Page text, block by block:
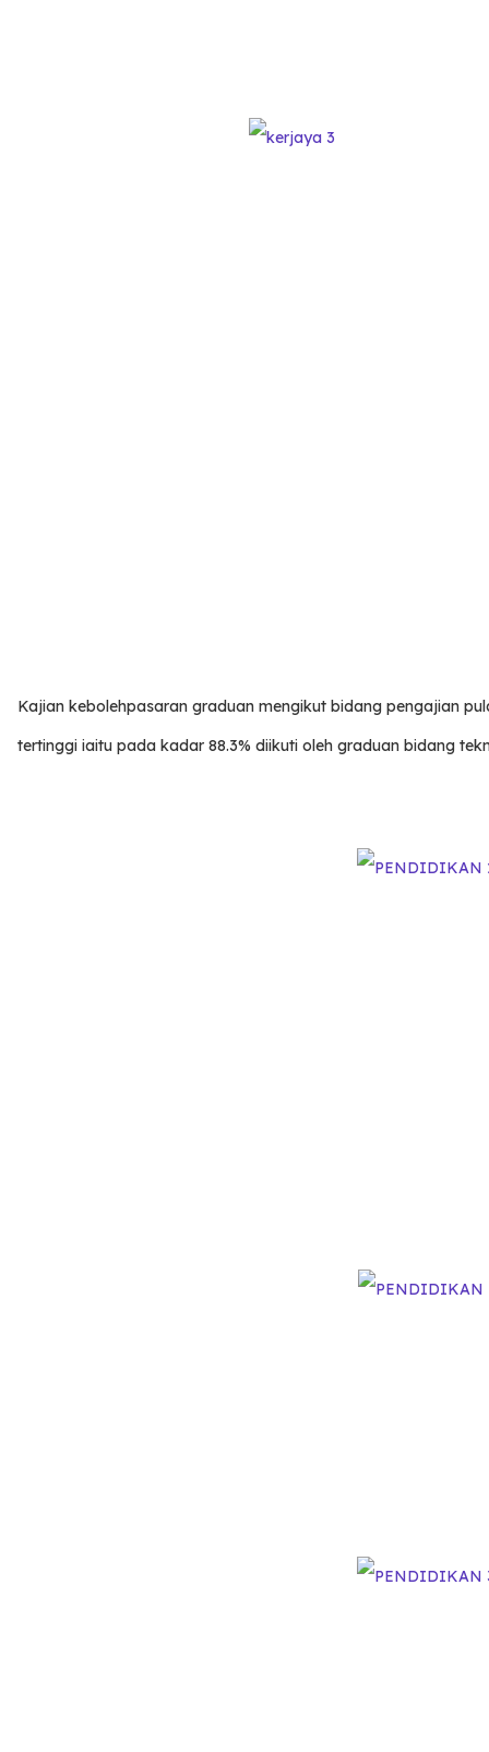
Kajian kebolehpasaran graduan mengikut bidang pengajian
tertinggi iaitu pada kadar 88.3% diikuti oleh graduan bidang